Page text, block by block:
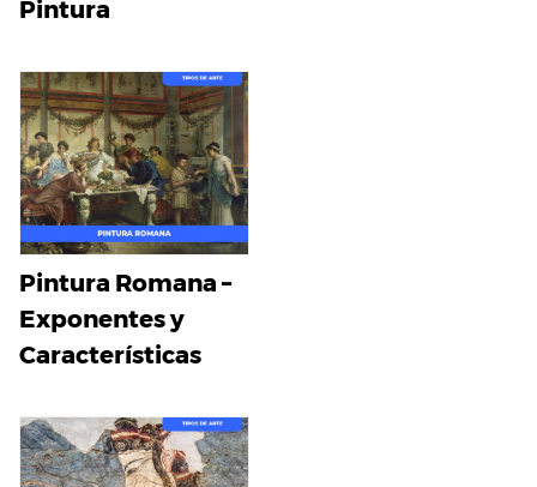
Pintura
Pintura Romana –
Exponentes y
Características